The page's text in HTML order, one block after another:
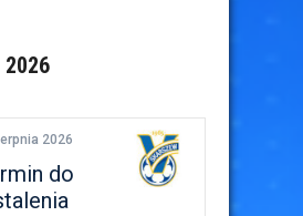
2026
2026
do